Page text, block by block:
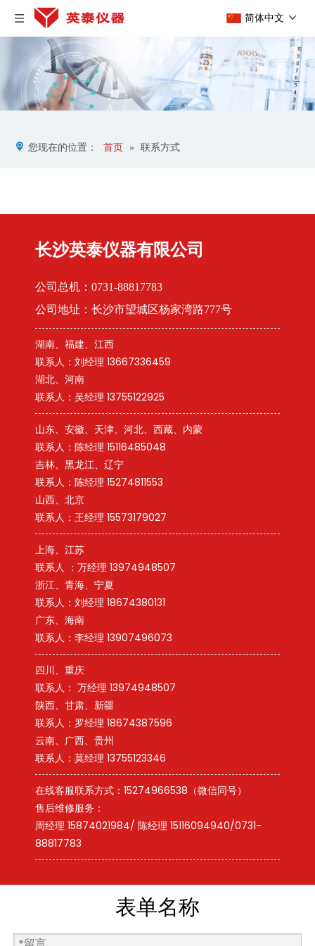
简体中文
您现在的位置： 首页 » 联系方式
长沙英泰仪器有限公司
公司总机：0731-88817783
公司地址：长沙市望城区杨家湾路777号
湖南、福建、江西
联系人：刘经理 13667336459
湖北、河南
联系人：吴经理 13755122925
山东、安徽、天津、河北、西藏、内蒙
联系人：陈经理 15116485048
吉林、黑龙江、辽宁
联系人：陈经理 15274811553
山西、北京
联系人：王经理 15573179027
上海、江苏
联系人 ：万经理 13974948507
浙江、青海、宁夏
联系人：刘经理 18674380131
广东、海南
联系人：李经理 13907496073
四川、重庆
联系人： 万经理 13974948507
陕西、甘肃、新疆
联系人：罗经理 18674387596
云南、广西、贵州
联系人：莫经理 13755123346
在线客服联系方式：15274966538（微信同号）
售后维修服务：
周经理 15874021984/ 陈经理 15116094940/0731-
88817783
表单名称